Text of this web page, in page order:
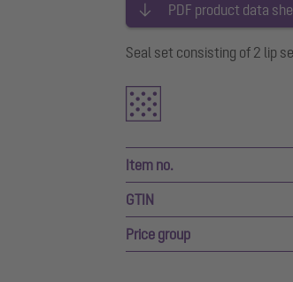
PDF product data
Seal set consisting of 2 lip
Item no.
GTIN
Price group